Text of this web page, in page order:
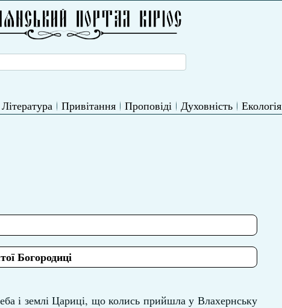
Література Привітання Проповіді Духовність Екологія
Богородиці
і землі Цариці, що колись прийшла у Влахернську